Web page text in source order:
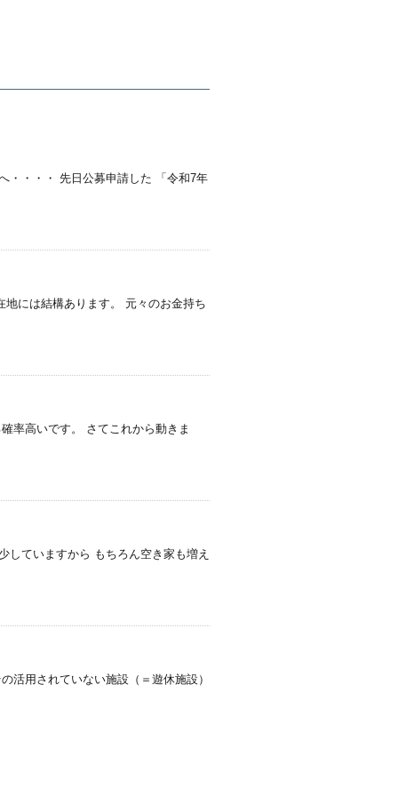
・・・・ 先日公募申請した 「令和7年
には結構あります。 元々のお金持ち
率高いです。 さてこれから動きま
していますから もちろん空き家も増え
活用されていない施設（＝遊休施設）